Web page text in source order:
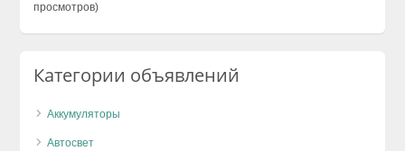
просмотров)
Категории объявлений
Аккумуляторы
Автосвет